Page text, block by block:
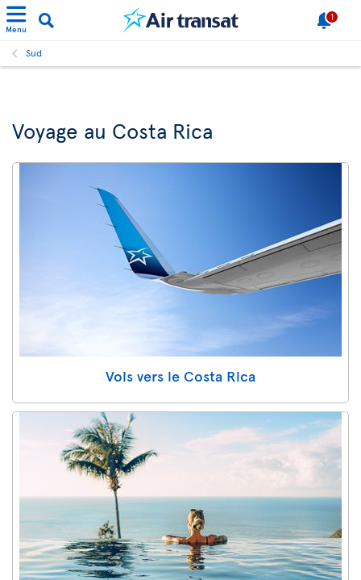
Menu
1
Sud
Voyage au Costa Rica
Vols vers le Costa Rica